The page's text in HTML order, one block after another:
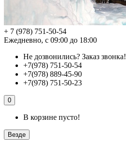
+ 7 (978) 751-50-54
Ежедневно, с 09:00 до 18:00
Не дозвонились? Заказ звонка!
+7(978) 751-50-54
+7(978) 889-45-90
+7(978) 751-50-23
0
В корзине пусто!
Везде